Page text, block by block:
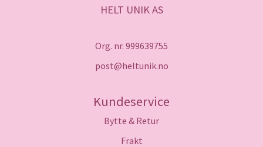
HELT UNIK AS
Org. nr. 999639755
post@heltunik.no
Kundeservice
Bytte & Retur
Frakt